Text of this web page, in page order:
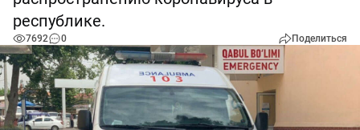
республике.
7692 0 Поделиться